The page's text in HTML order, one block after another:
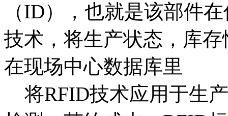
（ID），也就是该部件
技术，将生产状态，库
在现场中心数据库里
将RFID技术应用于生